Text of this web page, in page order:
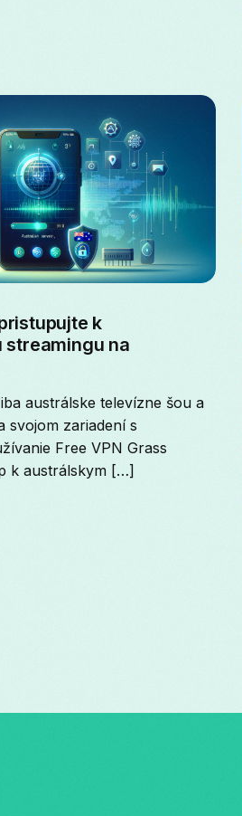
k
streamingu na
austrálske televízne šou a
svojom zariadení s
Free VPN Grass
k austrálskym […]